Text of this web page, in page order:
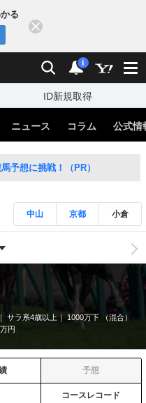
る
検索 通知
i
ID新規取得
ニュース コラム 公式情
予想に挑戦！（PR）
中山 京都 小倉
サラ系4歳以上
1000万下 （混合）
円
予想
コースレコード